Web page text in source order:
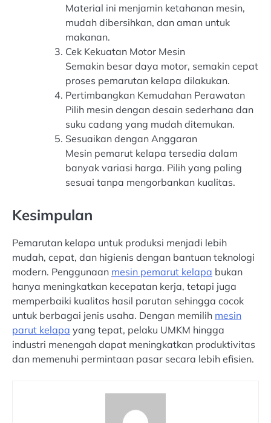
Material ini menjamin ketahanan mesin,
mudah dibersihkan, dan aman untuk
makanan.
Cek Kekuatan Motor Mesin
Semakin besar daya motor, semakin cepat
proses pemarutan kelapa dilakukan.
Pertimbangkan Kemudahan Perawatan
Pilih mesin dengan desain sederhana dan
suku cadang yang mudah ditemukan.
Sesuaikan dengan Anggaran
Mesin pemarut kelapa tersedia dalam
banyak variasi harga. Pilih yang paling
sesuai tanpa mengorbankan kualitas.
Kesimpulan
Pemarutan kelapa untuk produksi menjadi lebih
mudah, cepat, dan higienis dengan bantuan teknologi
modern. Penggunaan mesin pemarut kelapa bukan
hanya meningkatkan kecepatan kerja, tetapi juga
memperbaiki kualitas hasil parutan sehingga cocok
untuk berbagai jenis usaha. Dengan memilih mesin
parut kelapa yang tepat, pelaku UMKM hingga
industri menengah dapat meningkatkan produktivitas
dan memenuhi permintaan pasar secara lebih efisien.